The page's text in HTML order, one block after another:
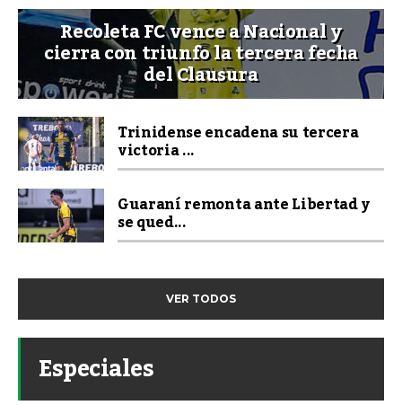
Recoleta FC vence a Nacional y
cierra con triunfo la tercera fecha
del Clausura
Trinidense encadena su tercera
victoria ...
Guaraní remonta ante Libertad y
se qued...
VER TODOS
Especiales